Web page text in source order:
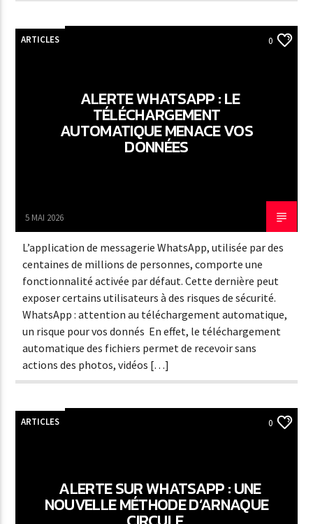
ARTICLES 0
ALERTE WHATSAPP : LE
TÉLÉCHARGEMENT
AUTOMATIQUE MENACE VOS
DONNÉES
5 MAI 2026
L’application de messagerie WhatsApp, utilisée par des
centaines de millions de personnes, comporte une
fonctionnalité activée par défaut. Cette dernière peut
exposer certains utilisateurs à des risques de sécurité.
WhatsApp : attention au téléchargement automatique,
un risque pour vos donnés En effet, le téléchargement
automatique des fichiers permet de recevoir sans
actions des photos, vidéos […]
ARTICLES 0
ALERTE SUR WHATSAPP : UNE
NOUVELLE MÉTHODE D’ARNAQUE